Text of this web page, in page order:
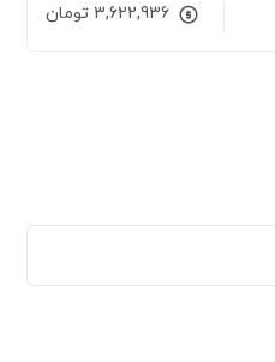
3,622,936 تومان